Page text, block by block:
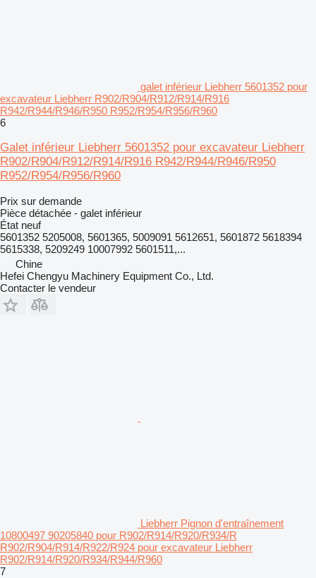
galet inférieur Liebherr 5601352 pour
excavateur Liebherr R902/R904/R912/R914/R916
R942/R944/R946/R950 R952/R954/R956/R960
6
Galet inférieur Liebherr 5601352 pour excavateur Liebherr
R902/R904/R912/R914/R916 R942/R944/R946/R950
R952/R954/R956/R960
Prix sur demande
Pièce détachée - galet inférieur
État neuf
5601352 5205008, 5601365, 5009091 5612651, 5601872 5618394
5615338, 5209249 10007992 5601511,...
Chine
Hefei Chengyu Machinery Equipment Co., Ltd.
Contacter le vendeur
Liebherr Pignon d'entraînement
10800497 90205840 pour R902/R914/R920/R934/R
R902/R904/R914/R922/R924 pour excavateur Liebherr
R902/R914/R920/R934/R944/R960
7